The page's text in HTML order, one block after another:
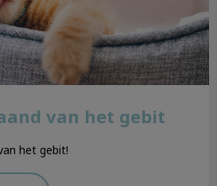
van het gebit
het gebit!